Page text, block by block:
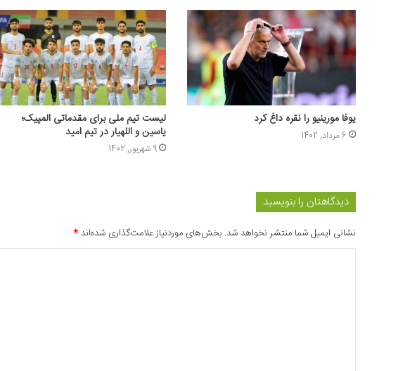
یوفا مورینیو را نقره داغ کرد
6 مرداد, 1402
لیست تیم ملی برای مقدماتی المپیک؛
یاسین و اللهیار در تیم امید
9 شهریور, 1402
دیدگاهتان را بنویسید
نشانی ایمیل شما منتشر نخواهد شد. بخش‌های موردنیاز علامت‌گذاری شده‌اند*